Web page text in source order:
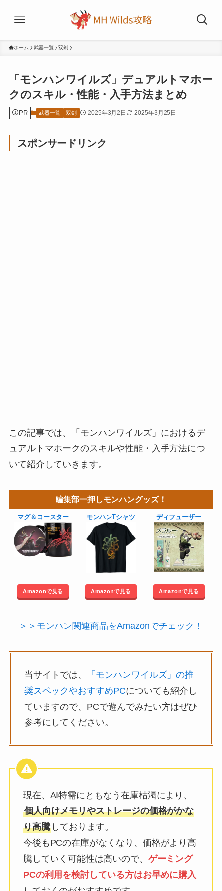
ホーム 武器一覧 双剣
「モンハンワイルズ」デュアルトマホー
クのスキル・性能・入手方法まとめ
PR 武器一覧 双剣 2025年3月2日 2025年3月25日
スポンサードリンク
この記事では、「モンハンワイルズ」におけるデ
ュアルトマホークのスキルや性能・入手方法につ
いて紹介していきます。
編集部一押しモンハングッズ！
マグ＆コースター モンハンTシャツ ディフューザー
Amazonで見る Amazonで見る Amazonで見る
＞＞モンハン関連商品をAmazonでチェック！
当サイトでは、
「モンハンワイルズ」の推
奨スペックやおすすめPCについても紹介し
ていますので、PCで遊んでみたい方はぜひ
参考にしてください。
現在、AI特需にともなう在庫枯渇により、
個人向けメモリやストレージの価格がかな
り高騰しております。
今後もPCの在庫がなくなり、価格がより高
騰していく可能性は高いので、 ゲーミング
PCの利用を検討している方はお早めに購入